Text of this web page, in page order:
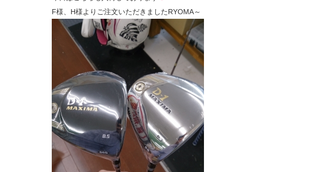
F様、H様よりご注文いただきましたRYOMA～